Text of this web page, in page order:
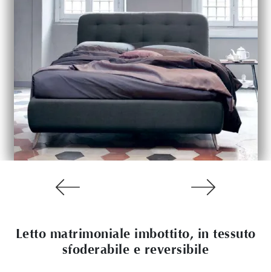
Letto matrimoniale imbottito, in tessuto
sfoderabile e reversibile